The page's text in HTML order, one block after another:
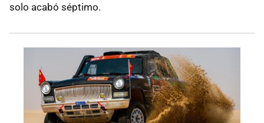
solo acabó séptimo.